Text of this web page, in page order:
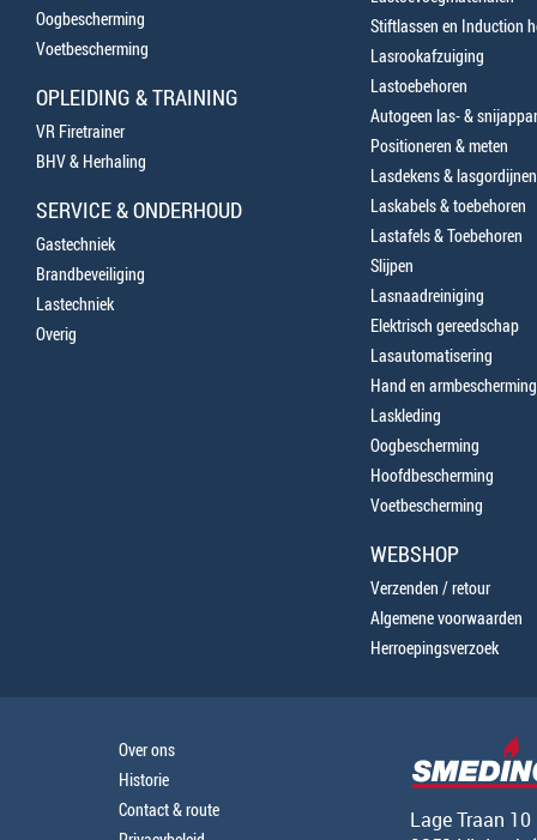
Oogbescherming
Voetbescherming
OPLEIDING & TRAINING
VR Firetrainer
BHV & Herhaling
SERVICE & ONDERHOUD
Gastechniek
Brandbeveiliging
Lastechniek
Overig
Stiftlassen en Induction
Lasrookafzuiging
Lastoebehoren
Autogeen las- &
Positioneren & meten
Lasdekens & lasgordijnen
Laskabels & toebehoren
Lastafels & Toebehoren
Slijpen
Lasnaadreiniging
Elektrisch gereedschap
Lasautomatisering
Hand en armbescherming
Laskleding
Oogbescherming
Hoofdbescherming
Voetbescherming
WEBSHOP
Verzenden / retour
Algemene voorwaarden
Herroepingsverzoek
Over ons
Historie
Contact & route
Lage Traan 10